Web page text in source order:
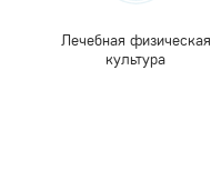
Лечебная физическая
культура